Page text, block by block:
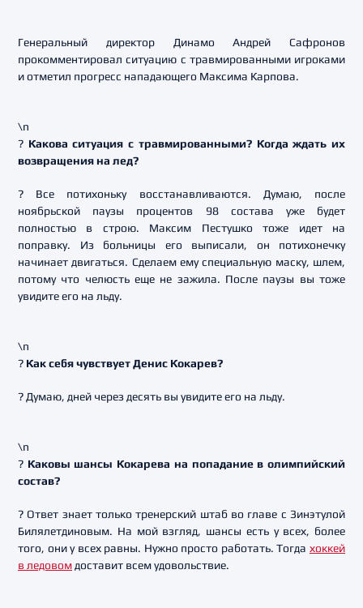
Генеральный директор Динамо Андрей Сафронов
прокомментировал ситуацию с травмированными игроками
и отметил прогресс нападающего Максима Карпова.
\n
? Какова ситуация с травмированными? Когда ждать их
возвращения на лед?
? Все потихоньку восстанавливаются. Думаю, после
ноябрьской паузы процентов 98 состава уже будет
полностью в строю. Максим Пестушко тоже идет на
поправку. Из больницы его выписали, он потихонечку
начинает двигаться. Сделаем ему специальную маску, шлем,
потому что челюсть еще не зажила. После паузы вы тоже
увидите его на льду.
\n
? Как себя чувствует Денис Кокарев?
? Думаю, дней через десять вы увидите его на льду.
\n
? Каковы шансы Кокарева на попадание в олимпийский
состав?
? Ответ знает только тренерский штаб во главе с Зинэтулой
Билялетдиновым. На мой взгляд, шансы есть у всех, более
того, они у всех равны. Нужно просто работать. Тогда хоккей
в ледовом доставит всем удовольствие.